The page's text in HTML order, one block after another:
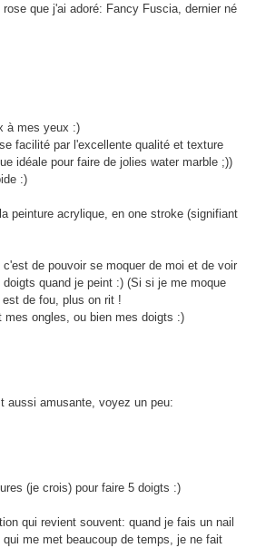
que j'ai adoré: Fancy Fuscia, dernier né
à mes yeux :)
facilité par l'excellente qualité et texture
idéale pour faire de jolies water marble ;))
:)
peinture acrylique, en one stroke (signifiant
de pouvoir se moquer de moi et de voir
quand je peint :) (Si si je me moque
de fou, plus on rit !
mes ongles, ou bien mes doigts :)
aussi amusante, voyez un peu:
(je crois) pour faire 5 doigts :)
qui revient souvent: quand je fais un nail
me met beaucoup de temps, je ne fait